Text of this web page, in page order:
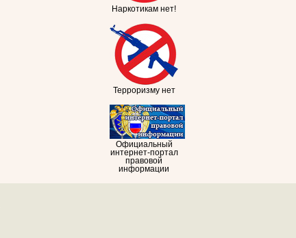
Наркотикам нет!
Терроризму нет
Официальный
интернет-портал
правовой
информации